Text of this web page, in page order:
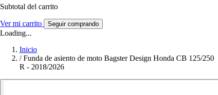
Subtotal del carrito
Ver mi carrito Seguir comprando
Loading...
Inicio
/ Funda de asiento de moto Bagster Design Honda CB 125/250
R - 2018/2026